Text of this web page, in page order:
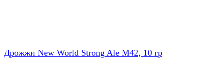
Дрожжи New World Strong Ale M42, 10 гр